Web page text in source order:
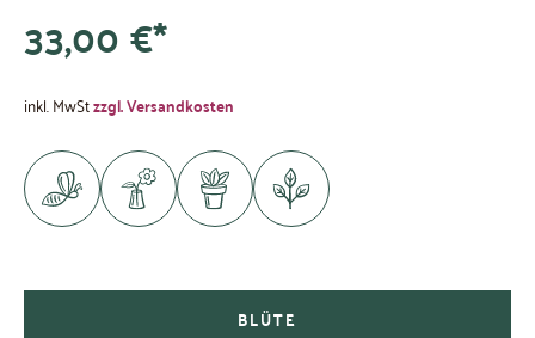
33,00 €*
inkl. MwStzzgl. Versandkosten
BLÜTE